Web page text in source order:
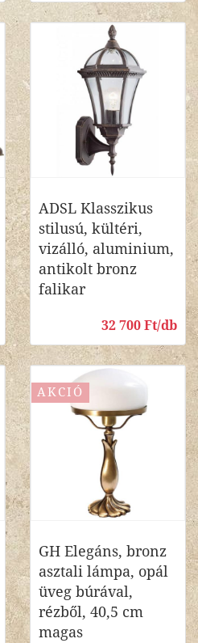
ADSL Klasszikus
stilusú, kültéri,
vizálló, aluminium,
antikolt bronz
falikar
32 700 Ft/db
AKCIÓ
GH Elegáns, bronz
asztali lámpa, opál
üveg búrával,
rézből, 40,5 cm
magas